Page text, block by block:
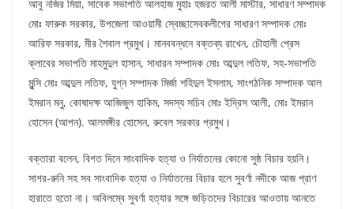
আবু নজির মিয়া, সাবেক সভাপতি আলহাজ মুহাঃ হজরত আলী মাস্টার, সাধারণ সম্পাদক
মোঃ ফারুক সরকার, উপজেলা আওয়ামী স্বেচ্ছাসেবকলীগের সাধারণ সম্পাদক মোঃ
আরিফ সরকার, মীর শৈবাল প্রমুখ। মানববন্ধনে বক্তব্য রাখেন, চৌহালী প্রেস
ক্লাবের সভাপতি মাহমুদুল হাসান, সাধারন সম্পাদক মোঃ আব্দুল লতিফ, সহ-সভাপতি
মুন্সি মোঃ আব্দুল লতিফ, যুগ্ন সম্পাদক মির্জা শহিদুল ইসলাম, সাংগঠনিক সম্পাদক আল
ইমরান মনু, কোষাদক্ষ আজিজুল হাকিম, সদস্য সচিব মোঃ ইদ্রিস আলী, মোঃ ইমরান
হোসেন (আপন). আলমঙ্গীর হোসেন, রুবেল সরকার প্রমুখ।
বক্তারা বলেন, বিগত দিনে সাংবাদিক হত্যা ও নির্যাতনের কোনো সুষ্ঠ বিচার হয়নি।
সাগর-রুনি সহ সব সাংবাদিক হত্যা ও নির্যাতনের বিচার হলে সুবর্ণা নদীকে আজ প্রাণ
হারাতে হতো না। অবিলম্বে সুবর্ণা হত্যার সঙ্গে জড়িতদের বিচারের আওতায় আনতে